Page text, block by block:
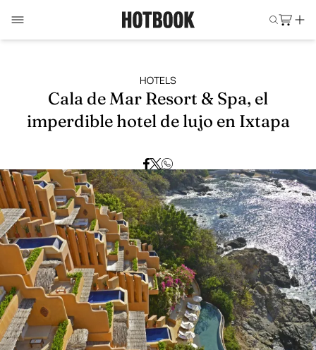
HOTELS
Cala de Mar Resort & Spa, el